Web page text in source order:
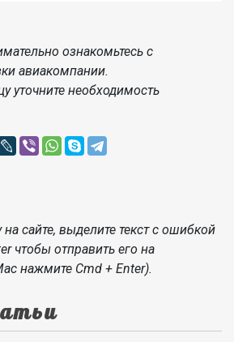
ознакомьтесь с
авиакомпании.
уточните необходимость
сайте, выделите текст с ошибкой
чтобы отправить его на
нажмите Cmd + Enter).